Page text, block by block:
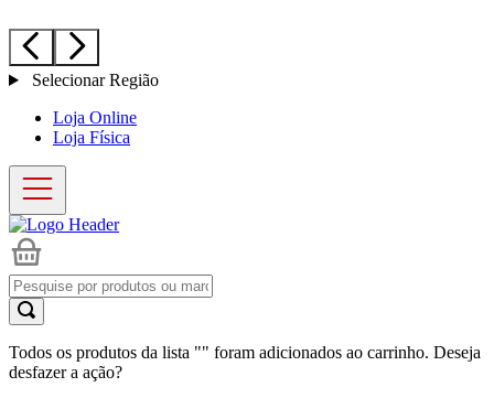
Selecionar Região
Loja Online
Loja Física
Todos os produtos da lista "" foram adicionados ao carrinho. Deseja
desfazer a ação?